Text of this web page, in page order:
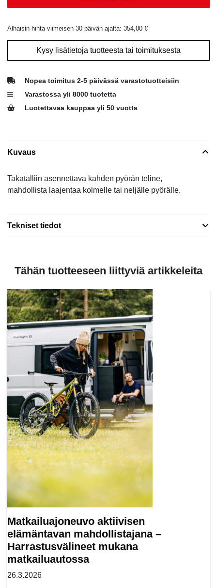
Alhaisin hinta viimeisen 30 päivän ajalta: 354,00 €
Kysy lisätietoja tuotteesta tai toimituksesta
Nopea toimitus 2-5 päivässä varastotuotteisiin
Varastossa yli 8000 tuotetta
Luotettavaa kauppaa yli 50 vuotta
Kuvaus
Takatalliin asennettava kahden pyörän teline,
mahdollista laajentaa kolmelle tai neljälle pyörälle.
Tekniset tiedot
Tähän tuotteeseen liittyviä artikkeleita
Matkailuajoneuvo aktiivisen
elämäntavan mahdollistajana –
Harrastusvälineet mukana
matkailuautossa
26.3.2026